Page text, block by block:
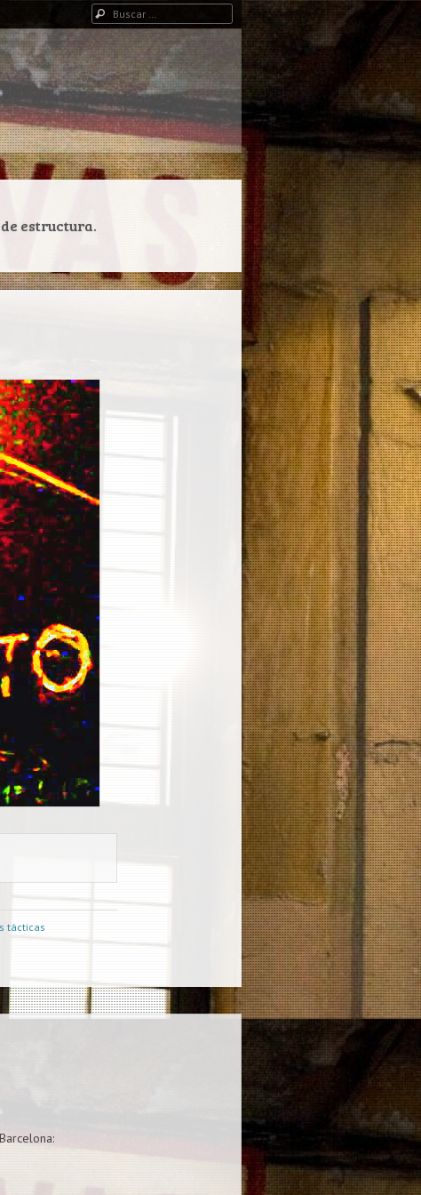
Buscar
estructura.
tácticas